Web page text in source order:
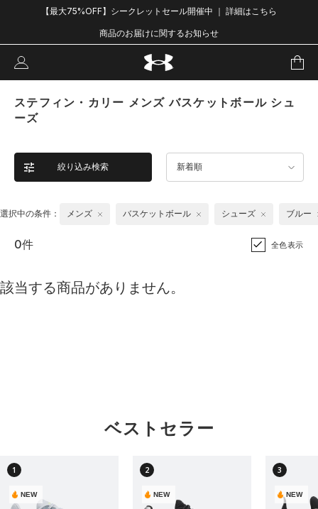
【最大75%OFF】シークレットセール開催中 ｜ 詳細はこちら
商品のお届けに関するお知らせ
ステフィン・カリー メンズ バスケットボール シュ
ーズ
絞り込み検索 新着順
選択中の条件： メンズ バスケットボール シューズ ブルー
0件 全色表示
該当する商品がありません。
ベストセラー
1
NEW
2
NEW
3
NEW